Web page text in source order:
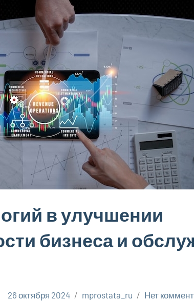
в улучшении
бизнеса и
26 октября 2024 mprostata_ru Нет